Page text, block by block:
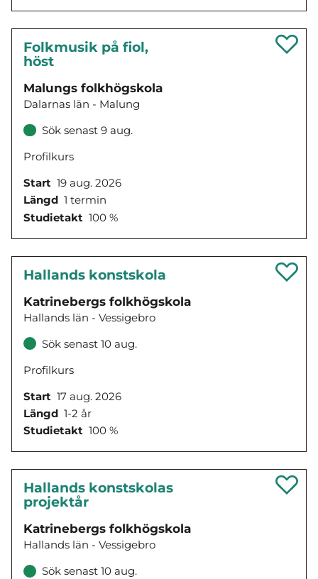
Folkmusik på fiol,
höst
Malungs folkhögskola
Dalarnas län - Malung
Sök senast 9 aug.
Profilkurs
Start 19 aug. 2026
Längd 1 termin
Studietakt 100 %
Hallands konstskola
Katrinebergs folkhögskola
Hallands län - Vessigebro
Sök senast 10 aug.
Profilkurs
Start 17 aug. 2026
Längd 1-2 år
Studietakt 100 %
Hallands konstskolas
projektår
Katrinebergs folkhögskola
Hallands län - Vessigebro
Sök senast 10 aug.